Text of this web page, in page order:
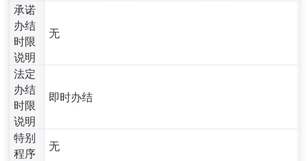
承诺
办结
时限
说明
无
法定
办结
时限
说明
即时办结
特别
程序
无